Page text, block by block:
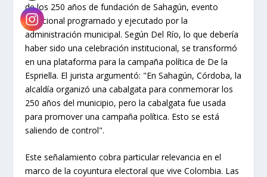
de los 250 años de fundación de Sahagún, evento
tradicional programado y ejecutado por la
administración municipal. Según Del Río, lo que debería
haber sido una celebración institucional, se transformó
en una plataforma para la campaña política de De la
Espriella. El jurista argumentó: "En Sahagún, Córdoba, la
alcaldía organizó una cabalgata para conmemorar los
250 años del municipio, pero la cabalgata fue usada
para promover una campaña política. Esto se está
saliendo de control".
Este señalamiento cobra particular relevancia en el
marco de la coyuntura electoral que vive Colombia. Las